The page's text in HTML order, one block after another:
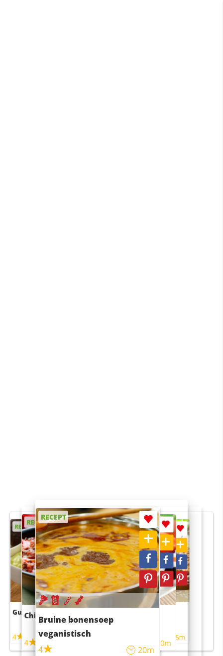
RECEPT
Guacamole
4
RECEPT
Chili con carne
4 45m
RECEPT
Bruine bonensoep
veganistisch
4
20m
RECEPT
Sushi rijstsalade
maaltijdsalade
40m
RECEPT
4 55m